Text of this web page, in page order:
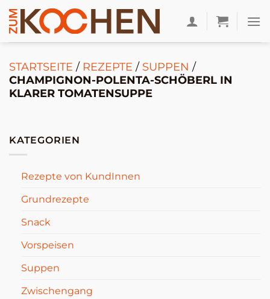
Zum
Inhalt
springen
STARTSEITE / REZEPTE / SUPPEN /
CHAMPIGNON-POLENTA-SCHÖBERL IN
KLARER TOMATENSUPPE
KATEGORIEN
Rezepte von KundInnen
Grundrezepte
Snack
Vorspeisen
Suppen
Zwischengang